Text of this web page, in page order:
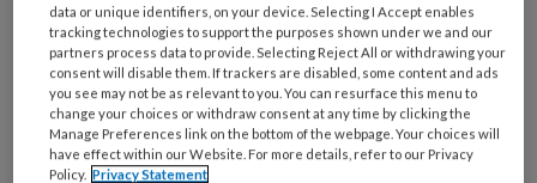
de verplichte taken af te werken en af
te kunnen vinken.
Wat
data or unique identifiers, on your device. Selecting I Accept enables
tracking technologies to support the purposes shown under we and our
partners process data to provide. Selecting Reject All or withdrawing your
consent will disable them. If trackers are disabled, some content and ads
you see may not be as relevant to you. You can resurface this menu to
change your choices or withdraw consent at any time by clicking the
Manage Preferences link on the bottom of the webpage. Your choices will
have effect within our Website. For more details, refer to our Privacy
Policy. Privacy Statement